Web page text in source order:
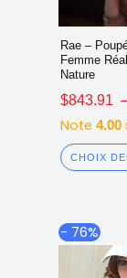
Rae –
Femme
Nature
$843.91
Note 4.00
CHOIX
- 76%